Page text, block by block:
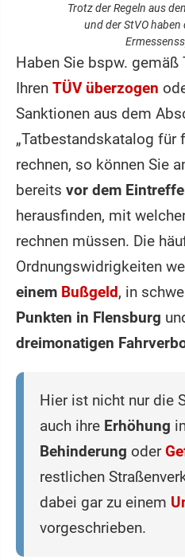
Trotz der Regeln aus
und der StVO haben
Haben Sie bspw.
Ihren TÜV überzogen
Sanktionen aus dem
„Tatbestandskatalog für
rechnen, so können Sie
bereits vor dem
herausfinden, mit
rechnen müssen. Die
Ordnungswidrigkeiten
einem Bußgeld, in
Punkten in Flensburg
dreimonatigen
Hier ist nicht nur die
auch ihre Erhöhung
Behinderung oder
restlichen
dabei gar zu einem
vorgeschrieben.